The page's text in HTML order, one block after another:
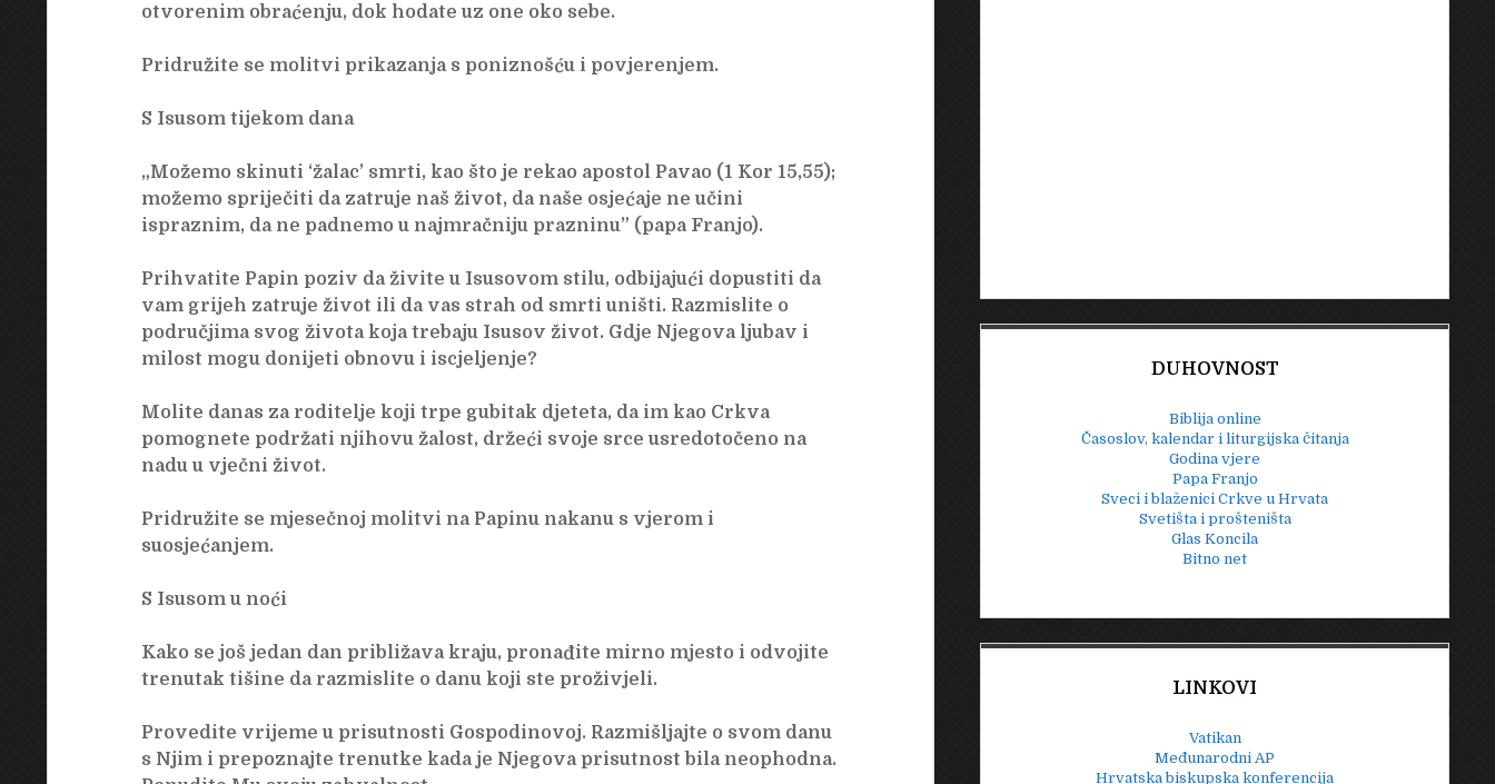
otvorenim obraćenju, dok hodate uz one oko sebe.
Pridružite se molitvi prikazanja s poniznošću i povjerenjem.
S Isusom tijekom dana
„Možemo skinuti ‘žalac’ smrti, kao što je rekao apostol Pavao (1 Kor 15,55);
možemo spriječiti da zatruje naš život, da naše osjećaje ne učini
ispraznim, da ne padnemo u najmračniju prazninu” (papa Franjo).
Prihvatite Papin poziv da živite u Isusovom stilu, odbijajući dopustiti da
vam grijeh zatruje život ili da vas strah od smrti uništi. Razmislite o
područjima svog života koja trebaju Isusov život. Gdje Njegova ljubav i
milost mogu donijeti obnovu i iscjeljenje?
Molite danas za roditelje koji trpe gubitak djeteta, da im kao Crkva
pomognete podržati njihovu žalost, držeći svoje srce usredotočeno na
nadu u vječni život.
Pridružite se mjesečnoj molitvi na Papinu nakanu s vjerom i
suosjećanjem.
S Isusom u noći
Kako se još jedan dan približava kraju, pronađite mirno mjesto i odvojite
trenutak tišine da razmislite o danu koji ste proživjeli.
Provedite vrijeme u prisutnosti Gospodinovoj. Razmišljajte o svom danu
s Njim i prepoznajte trenutke kada je Njegova prisutnost bila neophodna.
DUHOVNOST
Biblija online
Časoslov, kalendar i liturgijska čitanja
Godina vjere
Papa Franjo
Sveci i blaženici Crkve u Hrvata
Svetišta i prošteništa
Glas Koncila
Bitno net
LINKOVI
Vatikan
Međunarodni AP
Hrvatska biskupska konferencija